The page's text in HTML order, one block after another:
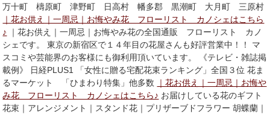
万十町 檮原町 津野町 日高村 幡多郡 黒潮町 大月町 三原村
｜花お供え｜一周忌｜お悔やみ花 フローリスト カノシェはこちら
♪ ｜花お供え｜一周忌｜お悔やみ花の全国通販 フローリスト カノ
シェです。 東京の新宿区で１４年目の花屋さんも好評営業中！！ マ
スコミや芸能界のお客様にも御利用頂いています。 《テレビ・雑誌掲
載例》 日経PLUS1 「女性に贈る宅配花束ランキング」全国３位 花ま
るマーケット 「ひまわり特集」他多数
｜花お供え｜一周忌｜お悔や
み花 フローリスト カノシェはこちら♪ お届けしている花のギフト
花束｜アレンジメント｜スタンド花｜プリザーブドフラワー 胡蝶蘭｜